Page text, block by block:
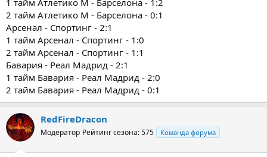
1 тайм Атлетико М - Барселона - 1:2
2 тайм Атлетико М - Барселона - 0:1
Арсенал - Спортинг - 2:1
1 тайм Арсенал - Спортинг - 1:0
2 тайм Арсенал - Спортинг - 1:1
Бавария - Реал Мадрид - 2:1
1 тайм Бавария - Реал Мадрид - 2:0
2 тайм Бавария - Реал Мадрид - 0:1
RedFireDracon
Модератор Рейтинг сезона: 575 Команда форума